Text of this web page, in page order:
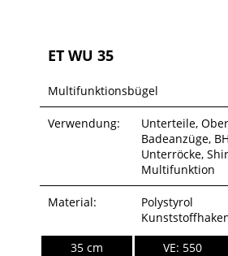
ET WU 35
Multifunktionsbügel
Verwendung:
Unterteile,
Badeanzüge,
Unterröcke,
Multifunktion
Material:
Polystyrol
35 cm
VE: 550